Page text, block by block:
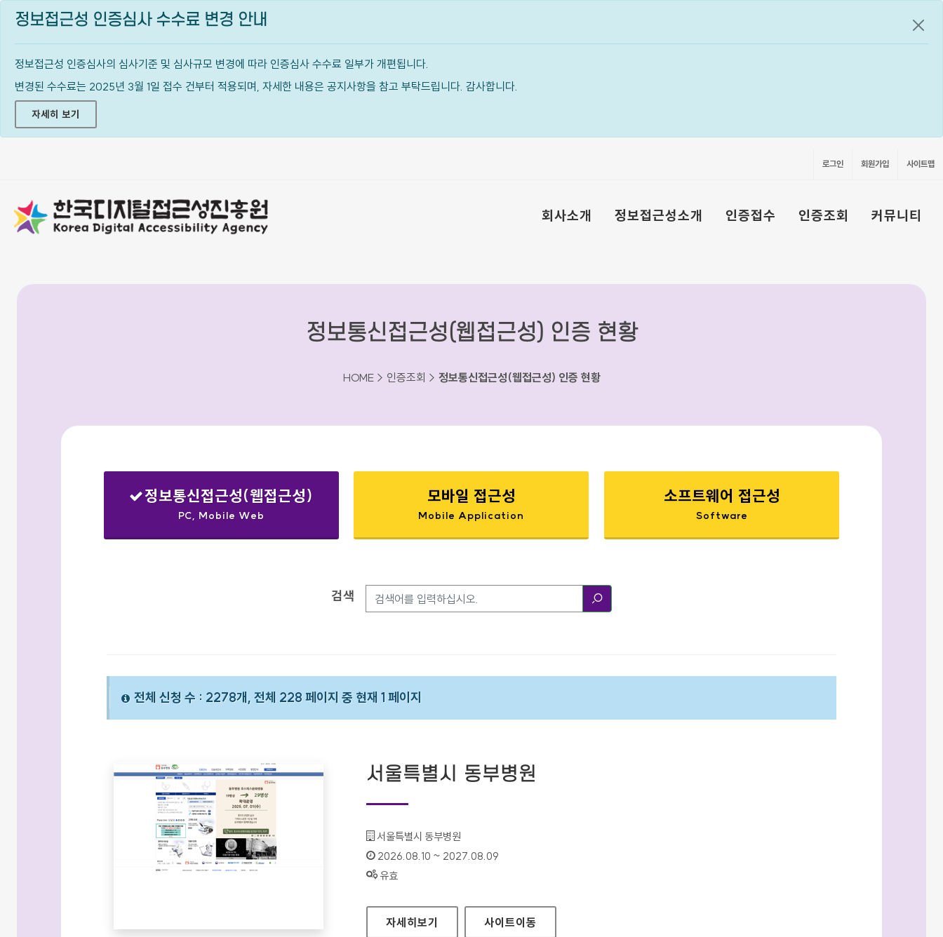
정보접근성 인증심사 수수료 변경 안내
정보접근성 인증심사의 심사기준 및 심사규모 변경에 따라 인증심사 수수료 일부가 개편됩니다.
변경된 수수료는 2025년 3월 1일 접수 건부터 적용되며, 자세한 내용은 공지사항을 참고 부탁드립니다. 감사합니다.
자세히 보기
공지
로그인 회원가입 사이트맵
회사소개 정보접근성소개 인증접수 인증조회 커뮤니티
정보통신접근성(웹접근성) 인증 현황
HOME > 인증조회 > 정보통신접근성(웹접근성) 인증 현황
정보통신접근성(웹접근성)
PC, Mobile Web
모바일 접근성
Mobile Application
소프트웨어 접근성
Software
검색
전체 신청 수 : 2278개, 전체 228 페이지 중 현재 1 페이지
서울특별시 동부병원
기관명 :
서울특별시 동부병원
인증기간 :
2026.08.10 ~ 2027.08.09
상태 :
유효
서울특별시 동부병원
자세히보기 사이트이동